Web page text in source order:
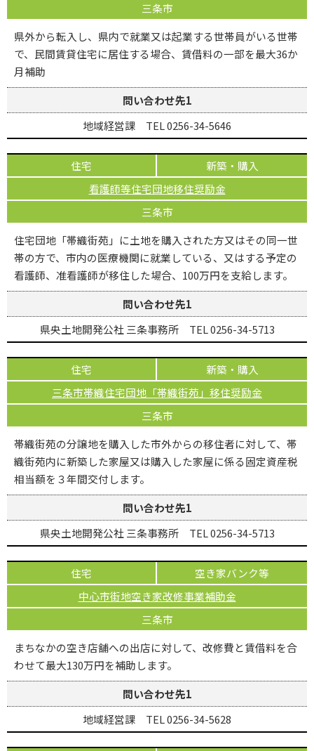
三条市
県外から転入し、県内で就業又は起業する世帯員がいる世帯
で、民間賃貸住宅に居住する場合、賃借料の一部を最大36か
月補助
問い合わせ先1
地域経営課 TEL 0256-34-5646
住宅
新築・購入
看護師等住宅団地移住奨励金
三条市
住宅団地「帯織街苑」に土地を購入された方又はその同一世
帯の方で、市内の医療機関に就業している、又はする予定の
看護師、准看護師が移住した場合、100万円を支給します。
問い合わせ先1
県央土地開発公社 三条事務所 TEL 0256-34-5713
住宅
新築・購入
三条市帯織住宅団地「帯織街苑」移住奨励金
三条市
帯織街苑の分譲地を購入した市外からの移住者に対して、帯
織街苑内に新築した家屋又は購入した家屋に係る固定資産税
相当額を３年間交付します。
問い合わせ先1
県央土地開発公社 三条事務所 TEL 0256-34-5713
住宅
空き家バンク等
中心市街地空き家改修事業補助金
三条市
まちなかの空き店舗への出店に対して、改修費と賃借料を合
わせて最大130万円を補助します。
問い合わせ先1
地域経営課 TEL 0256-34-5628